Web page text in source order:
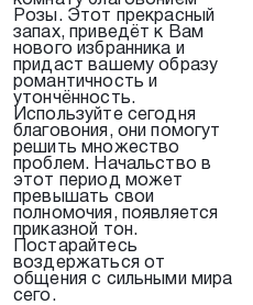
Розы. Этот прекрасный
запах, приведёт к Вам
нового избранника и
придаст вашему образу
романтичность и
утончённость.
Используйте сегодня
благовония, они помогут
решить множество
проблем. Начальство в
этот период может
превышать свои
полномочия, появляется
приказной тон.
Постарайтесь
воздержаться от
общения с сильными мира
сего.